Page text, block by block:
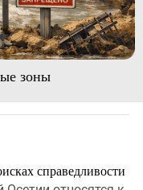
зоны
справедливости